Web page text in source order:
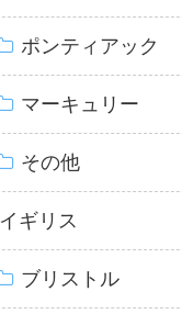
ポンティアック
マーキュリー
その他
イギリス
ブリストル